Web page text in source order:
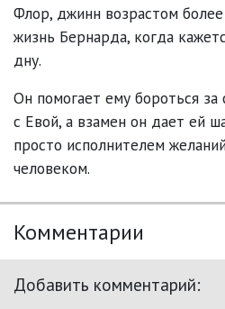
Флор, джинн возрастом
жизнь Бернарда, когда
дну.
Он помогает ему бороться
с Евой, а взамен он дает ей
просто исполнителем
человеком.
Комментарии
Добавить комментарий: